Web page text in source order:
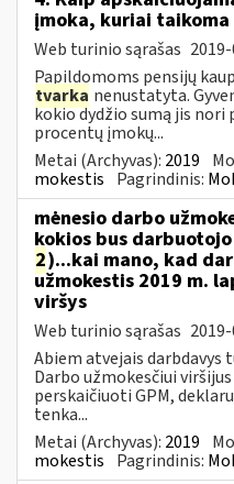
įmoka, kuriai taikoma
Web turinio sąrašas
Papildomoms pensijų
tvarka nenustatyta.
kokio dydžio sumą jis
procentų įmokų...
Metai (Archyvas): 2019
mokestis Pagrindinis:
mėnesio darbo
kokios bus
2)...kai mano, kad
užmokestis 2019 m.
viršys
Web turinio sąrašas
Abiem atvejais darbdavys
Darbo užmokesčiui
perskaičiuoti GPM,
tenka...
Metai (Archyvas): 2019
mokestis Pagrindinis: